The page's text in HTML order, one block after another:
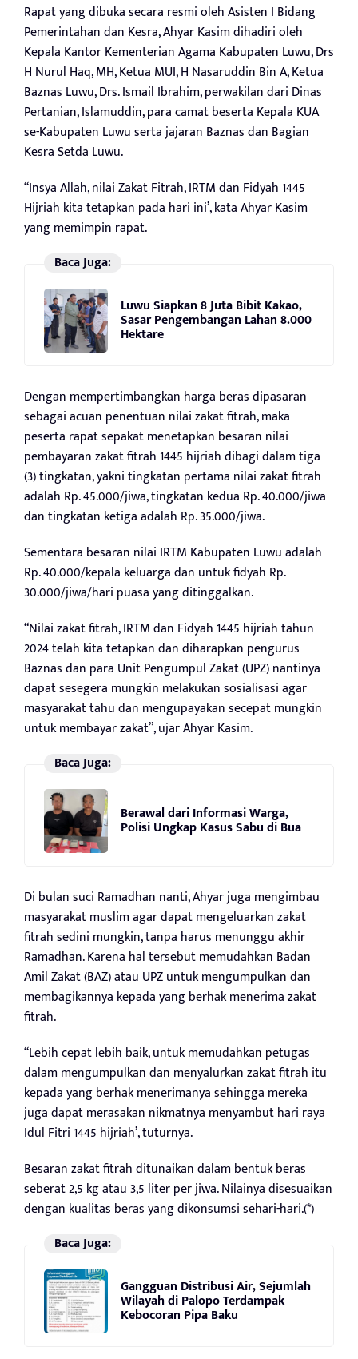
Rapat yang dibuka secara resmi oleh Asisten I Bidang
Pemerintahan dan Kesra, Ahyar Kasim dihadiri oleh
Kepala Kantor Kementerian Agama Kabupaten Luwu, Drs
H Nurul Haq, MH, Ketua MUI, H Nasaruddin Bin A, Ketua
Baznas Luwu, Drs. Ismail Ibrahim, perwakilan dari Dinas
Pertanian, Islamuddin, para camat beserta Kepala KUA
se-Kabupaten Luwu serta jajaran Baznas dan Bagian
Kesra Setda Luwu.
“Insya Allah, nilai Zakat Fitrah, IRTM dan Fidyah 1445
Hijriah kita tetapkan pada hari ini’, kata Ahyar Kasim
yang memimpin rapat.
Baca Juga:
Luwu Siapkan 8 Juta Bibit Kakao,
Sasar Pengembangan Lahan 8.000
Hektare
Dengan mempertimbangkan harga beras dipasaran
sebagai acuan penentuan nilai zakat fitrah, maka
peserta rapat sepakat menetapkan besaran nilai
pembayaran zakat fitrah 1445 hijriah dibagi dalam tiga
(3) tingkatan, yakni tingkatan pertama nilai zakat fitrah
adalah Rp. 45.000/jiwa, tingkatan kedua Rp. 40.000/jiwa
dan tingkatan ketiga adalah Rp. 35.000/jiwa.
Sementara besaran nilai IRTM Kabupaten Luwu adalah
Rp. 40.000/kepala keluarga dan untuk fidyah Rp.
30.000/jiwa/hari puasa yang ditinggalkan.
“Nilai zakat fitrah, IRTM dan Fidyah 1445 hijriah tahun
2024 telah kita tetapkan dan diharapkan pengurus
Baznas dan para Unit Pengumpul Zakat (UPZ) nantinya
dapat sesegera mungkin melakukan sosialisasi agar
masyarakat tahu dan mengupayakan secepat mungkin
untuk membayar zakat”, ujar Ahyar Kasim.
Baca Juga:
Berawal dari Informasi Warga,
Polisi Ungkap Kasus Sabu di Bua
Di bulan suci Ramadhan nanti, Ahyar juga mengimbau
masyarakat muslim agar dapat mengeluarkan zakat
fitrah sedini mungkin, tanpa harus menunggu akhir
Ramadhan. Karena hal tersebut memudahkan Badan
Amil Zakat (BAZ) atau UPZ untuk mengumpulkan dan
membagikannya kepada yang berhak menerima zakat
fitrah.
“Lebih cepat lebih baik, untuk memudahkan petugas
dalam mengumpulkan dan menyalurkan zakat fitrah itu
kepada yang berhak menerimanya sehingga mereka
juga dapat merasakan nikmatnya menyambut hari raya
Idul Fitri 1445 hijriah’, tuturnya.
Besaran zakat fitrah ditunaikan dalam bentuk beras
seberat 2,5 kg atau 3,5 liter per jiwa. Nilainya disesuaikan
dengan kualitas beras yang dikonsumsi sehari-hari.(*)
Baca Juga:
Gangguan Distribusi Air, Sejumlah
Wilayah di Palopo Terdampak
Kebocoran Pipa Baku